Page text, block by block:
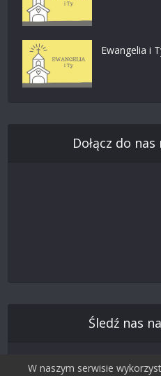
Ewangelia i
Dołącz do
Śledź nas
W naszym serwisie